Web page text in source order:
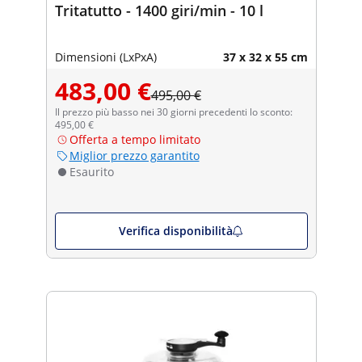
Tritatutto - 1400 giri/min - 10 l
Dimensioni (LxPxA) 37 x 32 x 55 cm
483,00 €495,00 €
Il prezzo più basso nei 30 giorni precedenti lo sconto:
495,00 €
Offerta a tempo limitato
Miglior prezzo garantito
Esaurito
Verifica disponibilità